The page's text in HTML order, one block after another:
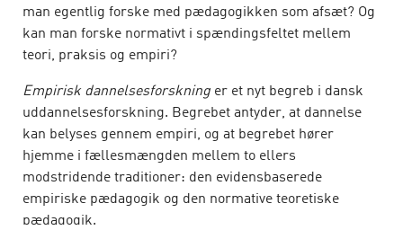
man egentlig forske med pædagogikken som afsæt? Og
kan man forske normativt i spændingsfeltet mellem
teori, praksis og empiri?
Empirisk dannelsesforskning er et nyt begreb i dansk
uddannelsesforskning. Begrebet antyder, at dannelse
kan belyses gennem empiri, og at begrebet hører
hjemme i fællesmængden mellem to ellers
modstridende traditioner: den evidensbaserede
empiriske pædagogik og den normative teoretiske
pædagogik.